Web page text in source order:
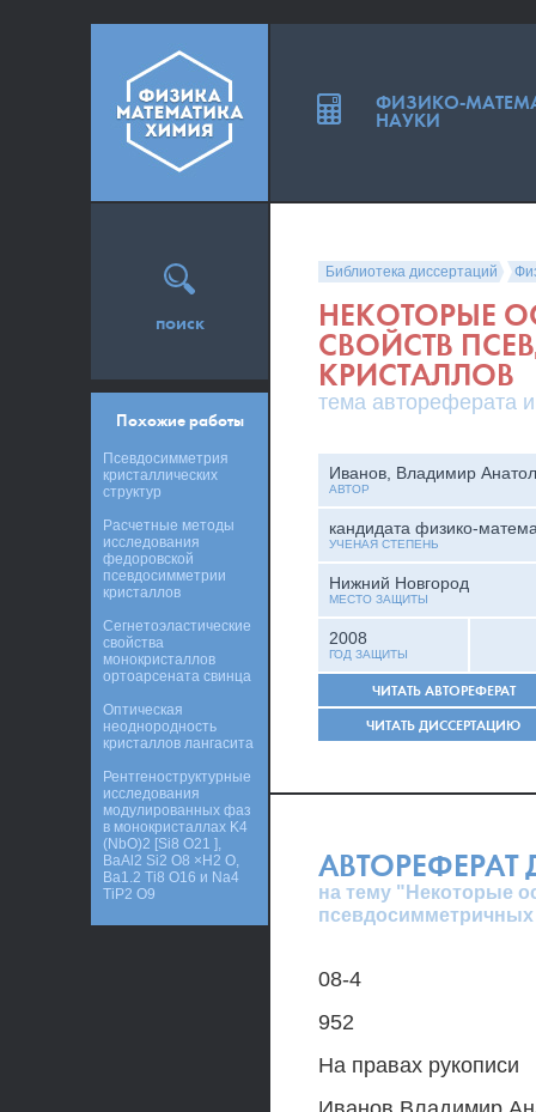
Библиотека диссертаций
НЕКОТОРЫЕ
СВОЙСТВ
КРИСТАЛЛОВ
тема автореферата
Иванов, Владимир
АВТОР
кандидата физико-
УЧЕНАЯ СТЕПЕНЬ
Нижний Новгород
МЕСТО ЗАЩИТЫ
2008
ГОД ЗАЩИТЫ
ЧИТАТЬ АВТОРЕФЕРАТ
ЧИТАТЬ ДИССЕРТАЦИЮ
АВТОРЕФЕРАТ
на тему "Некоторые
08-4
952
На правах рукописи
поиск
Похожие работы
Псевдосимметрия
кристаллических
структур
Расчетные методы
исследования
федоровской
псевдосимметрии
кристаллов
Сегнетоэластические
свойства
монокристаллов
ортоарсената свинца
Оптическая
неоднородность
кристаллов лангасита
Рентгеноструктурные
исследования
модулированных фаз
в монокристаллах K4
(NbO)2 [Si8 O21 ],
BaAl2 Si2 O8 ×H2 O,
Ba1.2 Ti8 O16 и Na4
TiP2 O9
ФИЗИКО-
НАУКИ